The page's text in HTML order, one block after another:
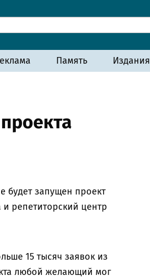
Память Издания
будет запущен проект
репетиторский центр
15 тысяч заявок из
любой желающий мог